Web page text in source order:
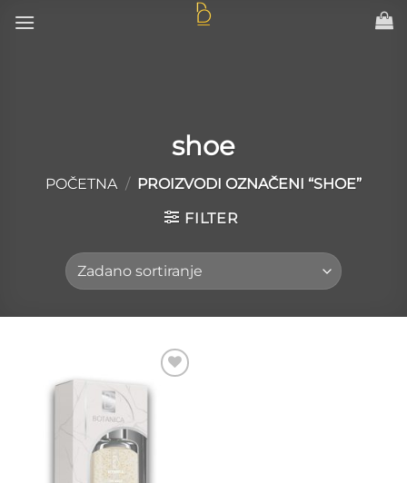
shoe
POČETNA /
PROIZVODI OZNAČENI “SHOE”
FILTER
Add to